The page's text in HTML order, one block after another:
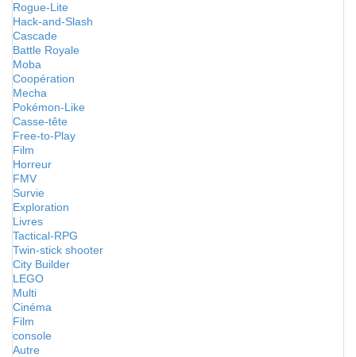
Rogue-Lite
Hack-and-Slash
Cascade
Battle Royale
Moba
Coopération
Mecha
Pokémon-Like
Casse-tête
Free-to-Play
Film
Horreur
FMV
Survie
Exploration
Livres
Tactical-RPG
Twin-stick shooter
City Builder
LEGO
Multi
Cinéma
Film
console
Autre